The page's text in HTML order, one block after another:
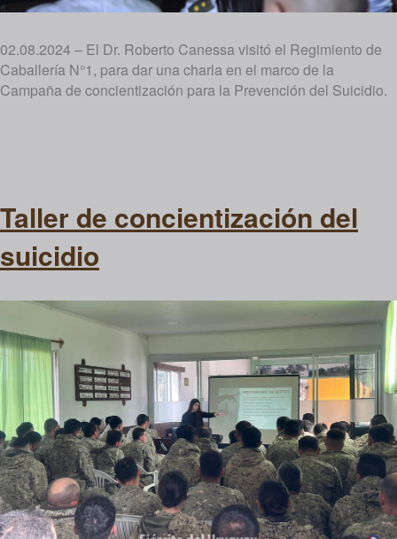
02.08.2024 – El Dr. Roberto Canessa visitó el Regimiento de
Caballería N°1, para dar una charla en el marco de la
Campaña de concientización para la Prevención del Suicidio.
Taller de concientización del
suicidio